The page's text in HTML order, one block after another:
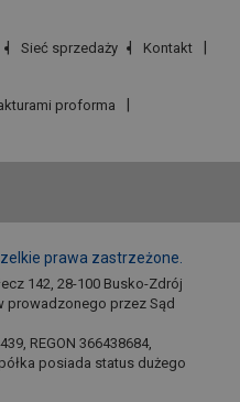
Sieć sprzedaży
Kontakt
proforma
prawa zastrzeżone.
142, 28-100 Busko-Zdrój
prowadzonego przez Sąd
REGON 366438684,
posiada status dużego